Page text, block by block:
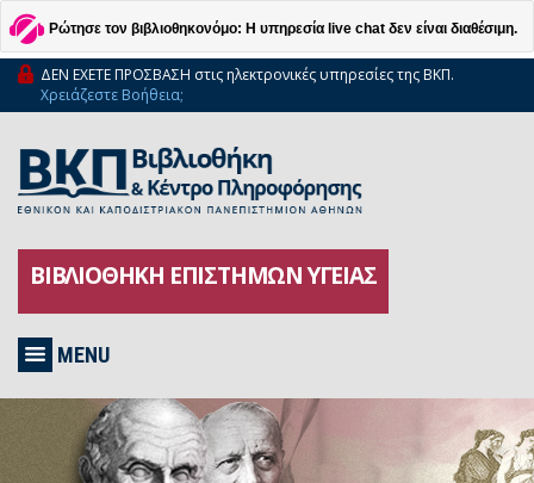
Ρώτησε τον βιβλιοθηκονόμο: Η υπηρεσία live chat δεν είναι διαθέσιμη.
ΔΕΝ ΕΧΕΤΕ ΠΡΟΣΒΑΣΗ στις ηλεκτρονικές υπηρεσίες της ΒΚΠ.
Χρειάζεστε Βοήθεια;
ΒΙΒΛΙΟΘΗΚΗ ΕΠΙΣΤΗΜΩΝ ΥΓΕΙΑΣ
MENU